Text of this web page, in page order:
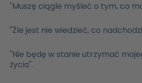
"Muszę ciągle myśleć o tym, co
"Źle jest nie wiedzieć, co
"Nie będę w stanie utrzymać
życia".